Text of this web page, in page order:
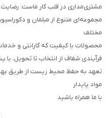
مشتری‌مداری در قلب کار ماست: رضایت
مجموعه‌ای متنوع از مبلمان و
مختلف
محصولات با کیفیت که گارانتی و
فرآیندی شفاف از انتخاب تا تحویل، با
تعهد به حفظ محیط زیست از طریق
مواد پایدار
با ما همراه باشید